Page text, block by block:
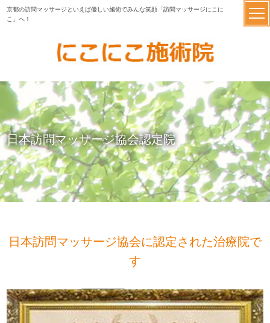
京都の訪問マッサージといえば優しい施術でみんな笑顔「訪問マッサージにこに
こ」へ！
日本訪問マッサージ協会認定院
日本訪問マッサージ協会に認定された治療院で
す